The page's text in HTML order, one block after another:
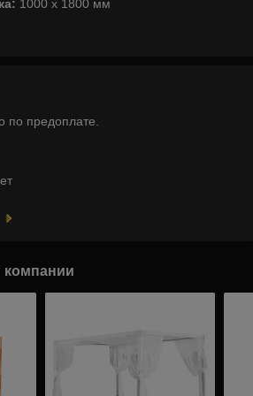
1000 х 1800 мм
по предоплате.
компании